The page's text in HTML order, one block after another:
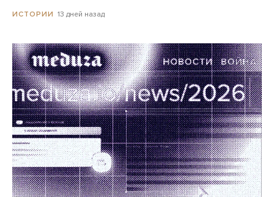
ИСТОРИИ 13 дней назад